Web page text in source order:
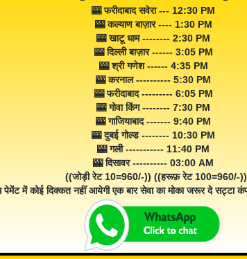
🎰 फरीदाबाद सवेरा --- 12:30 PM
🎰 कल्याण बाज़ार ---- 1:30 PM
🎰 खाटू धाम -------- 2:30 PM
🎰 दिल्ली बाज़ार ------ 3:05 PM
🎰 श्री गणेश ------ 4:35 PM
🎰 करनाल ---------- 5:30 PM
🎰 फरीदाबाद --------- 6:05 PM
🎰 गोवा किंग -------- 7:30 PM
🎰 गाजियाबाद ------- 9:40 PM
🎰 दुबई गोल्ड -------- 10:30 PM
🎰 गली ----------- 11:40 PM
🎰 दिसावर ---------- 03:00 AM
((जोड़ी रेट 10=960/-)) ((हरूफ़ रेट 100=960/-))
पेमेंट में कोई दिक्कत नहीं आयेगी एक बार सेवा का मोका जरूर दे सट्टा